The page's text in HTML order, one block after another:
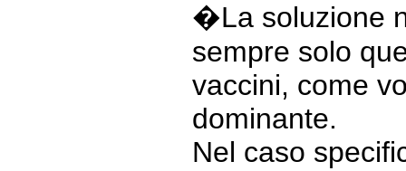
�La soluzione
sempre solo
vaccini, come
dominante.
Nel caso